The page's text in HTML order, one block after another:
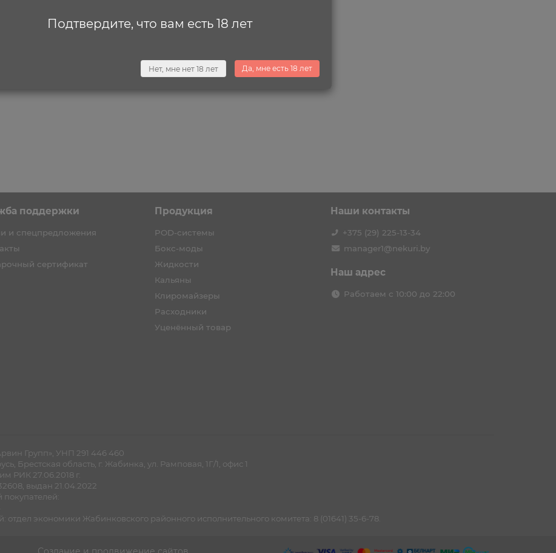
Подтвердите, что вам есть 18 лет
Нет, мне нет 18 лет Да, мне есть 18 лет
поддержки
и спецпредложения
сертификат
Продукция
POD-системы
Бокс-моды
Жидкости
Кальяны
Клиромайзеры
Расходники
Уценённый товар
Наши контакты
+375 (29) 225-13-34
manager1@nekuri.by
Наш адрес
Работаем с 10:00 до 22:00
Групп», УНП 291 446 460
Брестская область, г. Жабинка, ул. Рамповая, 1Г/1, офис 1
РИК 27.06.2018 г.
выдан 21.04.2022
экономики Жабинковского районного исполнительного комитета: 8 (01641) 35-6-78.